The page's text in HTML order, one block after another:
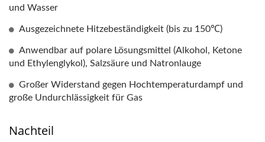
und Wasser
Ausgezeichnete Hitzebeständigkeit (bis zu 150℃)
Anwendbar auf polare Lösungsmittel (Alkohol, Ketone
und Ethylenglykol), Salzsäure und Natronlauge
Großer Widerstand gegen Hochtemperaturdampf und
große Undurchlässigkeit für Gas
Nachteil